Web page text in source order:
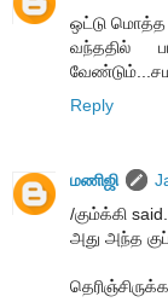
ஒட்டு மொத்த
வந்ததில்
Reply
மணிஜி
/கும்க்கி said...
அது அந்த